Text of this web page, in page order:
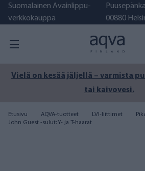
Suomalainen Avainlippu-
verkkokauppa
00880
Vielä on kesää jäljellä – varmista
tai kaivovesi.
Etusivu AQVA-tuotteet LVI-liittimet
John Guest -sulut: Y- ja T-haarat